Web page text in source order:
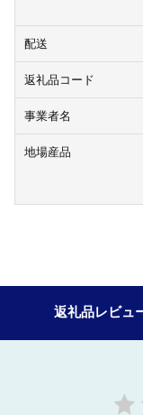
配送
返礼品コード
事業者名
地場産品
返礼品レビュ